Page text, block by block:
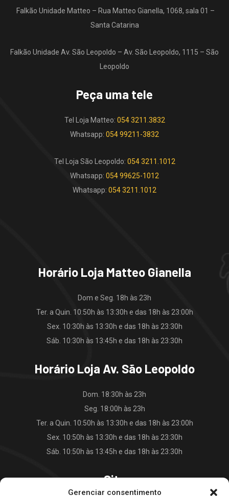
Gerenciar consentimento
Falkão Unidade Matteo – Rua Matteo Gianella, 1068, sala 01 –
Santa Catarina
Falkão Unidade Av. São Leopoldo – Av. São Leopoldo, 1115 – São
Leopoldo
Peça uma tele
Tel Loja Matteo: 054 3211.3832
Whatsapp: 054 99211-3832
Tel Loja São Leopoldo: 054 3211.1012
Whatsapp: 054 99625-1012
Whatsapp: 054 3211.1012
Horário Loja Matteo Gianella
Dom e Seg. 18h às 23h
Ter. a Quin. 10:50h às 13:30h e das 18h às 23:00h
Sex. 10:30h às 13:30h e das 18h às 23:30h
Sáb. 10:30h às 13:45h e das 18h às 23:30h
Horário Loja Av. São Leopoldo
Dom. 18:30h às 23h
Seg. 18:00h às 23h
Ter. a Quin. 10:50h às 13:30h e das 18h às 23:00h
Sex. 10:50h às 13:30h e das 18h às 23:30h
Sáb. 10:50h às 13:45h e das 18h às 23:30h
Site